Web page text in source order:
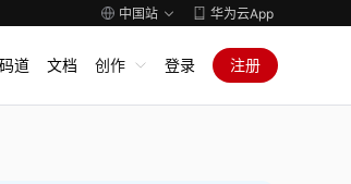
中国站 华为云App
道 文档 创作 登录 注册